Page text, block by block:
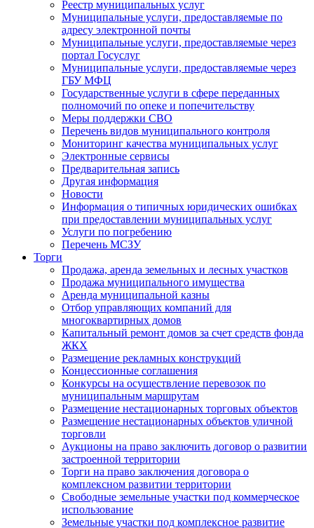
Реестр муниципальных услуг
Муниципальные услуги, предоставляемые по
адресу электронной почты
Муниципальные услуги, предоставляемые через
портал Госуслуг
Муниципальные услуги, предоставляемые через
ГБУ МФЦ
Государственные услуги в сфере переданных
полномочий по опеке и попечительству
Меры поддержки СВО
Перечень видов муниципального контроля
Мониторинг качества муниципальных услуг
Электронные сервисы
Предварительная запись
Другая информация
Новости
Информация о типичных юридических ошибках
при предоставлении муниципальных услуг
Услуги по погребению
Перечень МСЗУ
Торги
Продажа, аренда земельных и лесных участков
Продажа муниципального имущества
Аренда муниципальной казны
Отбор управляющих компаний для
многоквартирных домов
Капитальный ремонт домов за счет средств фонда
ЖКХ
Размещение рекламных конструкций
Концессионные соглашения
Конкурсы на осуществление перевозок по
муниципальным маршрутам
Размещение нестационарных торговых объектов
Размещение нестационарных объектов уличной
торговли
Аукционы на право заключить договор о развитии
застроенной территории
Торги на право заключения договора о
комплексном развитии территории
Свободные земельные участки под коммерческое
использование
Земельные участки под комплексное развитие